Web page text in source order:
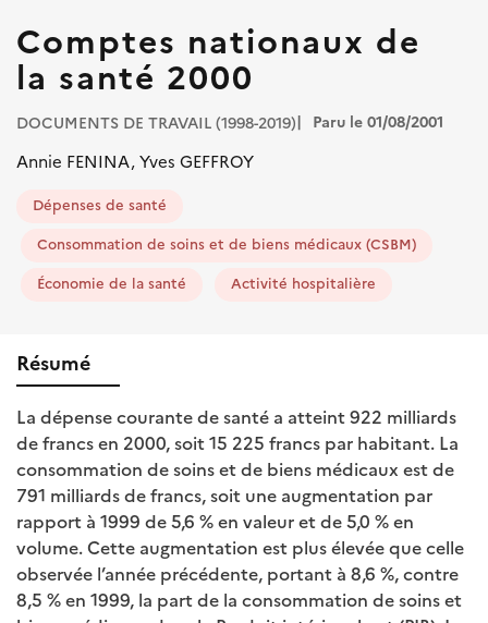
citation
Comptes nationaux de
la santé 2000
DOCUMENTS DE TRAVAIL (1998-2019) Paru le 01/08/2001
Annie FENINA, Yves GEFFROY
Dépenses de santé
Consommation de soins et de biens médicaux (CSBM)
Économie de la santé
Activité hospitalière
Résumé
La dépense courante de santé a atteint 922 milliards
de francs en 2000, soit 15 225 francs par habitant. La
consommation de soins et de biens médicaux est de
791 milliards de francs, soit une augmentation par
rapport à 1999 de 5,6 % en valeur et de 5,0 % en
volume. Cette augmentation est plus élevée que celle
observée l’année précédente, portant à 8,6 %, contre
8,5 % en 1999, la part de la consommation de soins et